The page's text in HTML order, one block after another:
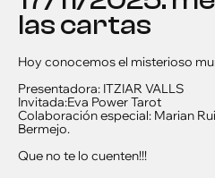
las cartas
Hoy conocemos el misterioso
Presentadora: ITZIAR VALLS
Invitada:Eva Power Tarot
Colaboración especial: Marian
Bermejo.
Que no te lo cuenten!!!